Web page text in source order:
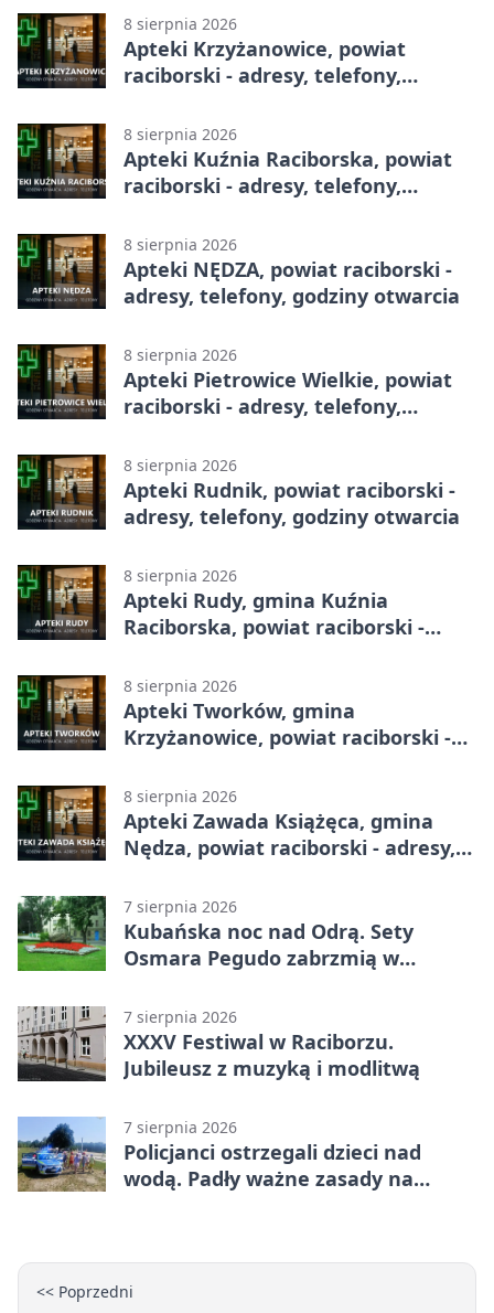
8 sierpnia 2026
Apteki Krzyżanowice, powiat
raciborski - adresy, telefony,
8 sierpnia 2026
Apteki Kuźnia Raciborska, powiat
raciborski - adresy, telefony,
8 sierpnia 2026
Apteki NĘDZA, powiat raciborski -
adresy, telefony, godziny otwarcia
8 sierpnia 2026
Apteki Pietrowice Wielkie, powiat
raciborski - adresy, telefony,
8 sierpnia 2026
Apteki Rudnik, powiat raciborski -
adresy, telefony, godziny otwarcia
8 sierpnia 2026
Apteki Rudy, gmina Kuźnia
Raciborska, powiat raciborski -
8 sierpnia 2026
Apteki Tworków, gmina
Krzyżanowice, powiat raciborski -
8 sierpnia 2026
Apteki Zawada Książęca, gmina
Nędza, powiat raciborski - adresy,
7 sierpnia 2026
Kubańska noc nad Odrą. Sety
Osmara Pegudo zabrzmią w
7 sierpnia 2026
XXXV Festiwal w Raciborzu.
Jubileusz z muzyką i modlitwą
7 sierpnia 2026
Policjanci ostrzegali dzieci nad
wodą. Padły ważne zasady na
<< Poprzedni